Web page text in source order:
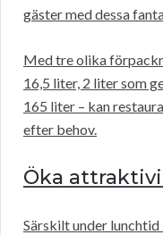
gäster med dessa
Med tre olika
16,5 liter, 2 liter som
165 liter – kan
efter behov.
Öka
Särskilt under